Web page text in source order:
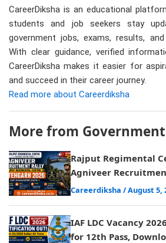
CareerDiksha is an educational
students and job seekers stay
government jobs, exams, results,
With clear guidance, verified
CareerDiksha makes it easier for
and succeed in their career journey.
Read more about Careerdiksha
More from Government
Rajput Regimental
Agniveer
Schedule Released,
Careerdiksha / August 5,
IAF LDC Vacancy
for 12th Pass,